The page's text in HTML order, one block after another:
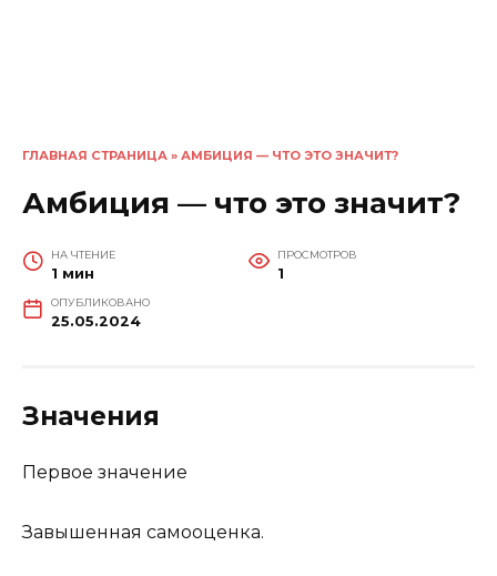
ГЛАВНАЯ СТРАНИЦА » АМБИЦИЯ — ЧТО ЭТО ЗНАЧИТ?
Амбиция — что это значит?
НА ЧТЕНИЕ
1 мин
ПРОСМОТРОВ
1
ОПУБЛИКОВАНО
25.05.2024
Значения
Первое значение
Завышенная самооценка.